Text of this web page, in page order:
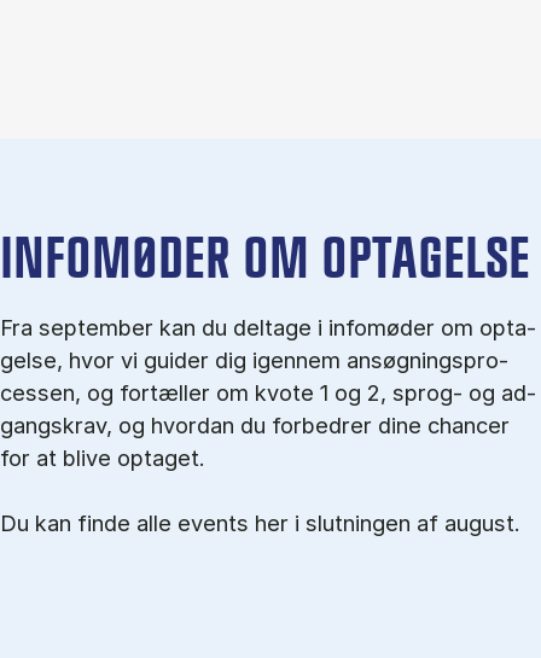
IN­FO­MØ­DER OM OP­TA­GEL­SE
Fra september kan du del­tage i in­fo­mø­der om op­ta­
gel­se, hvor vi gu­i­der dig igen­nem an­søg­nings­pro­
ces­sen, og for­tæl­ler om kvo­te 1 og 2, sprog- og ad­
gangs­krav, og hvordan du forbedrer dine chancer
for at blive optaget.
Du kan finde alle events her i slutningen af august.